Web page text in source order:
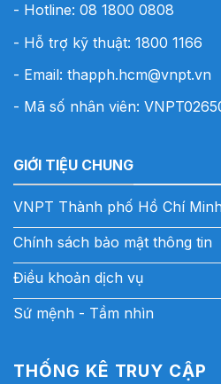
- Hotline: 08 1800 0808
- Hỗ trợ kỹ thuật: 1800 1166
- Email: thapph.hcm@vnpt.vn
- Mã số nhân viên:
GIỚI TIỆU CHUNG
VNPT Thành phố Hồ Chí
Chính sách bảo mật thông tin
Điều khoản dịch vụ
Sứ mệnh - Tầm nhìn
THỐNG KÊ TRUY CẬP